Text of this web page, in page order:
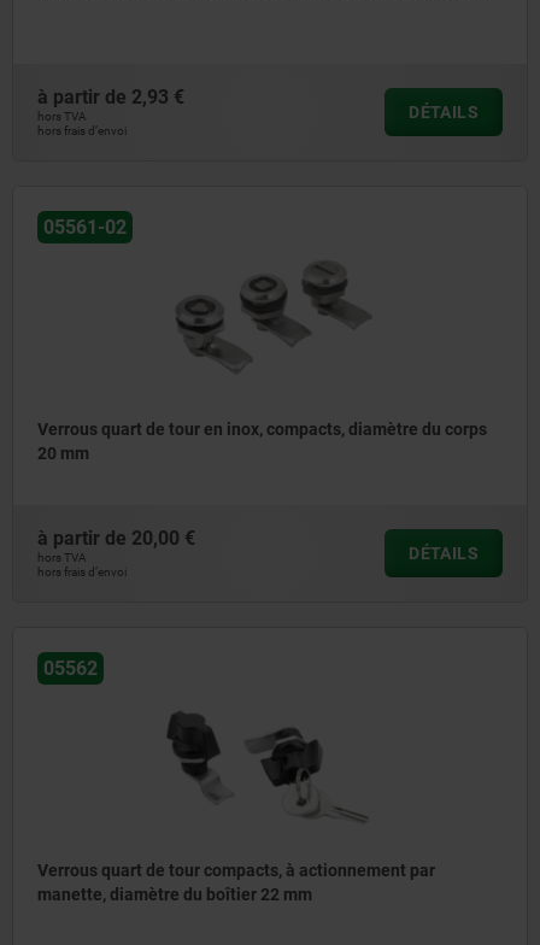
à partir de 2,93 €
hors TVA
hors frais d’envoi
DÉTAILS
05561-02
Verrous quart de tour en inox, compacts, diamètre du corps
20 mm
à partir de 20,00 €
hors TVA
hors frais d’envoi
DÉTAILS
05562
Verrous quart de tour compacts, à actionnement par
manette, diamètre du boîtier 22 mm